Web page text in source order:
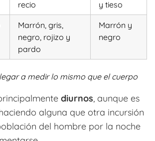
recio y tieso
Marrón, gris,
negro, rojizo y
pardo
Marrón y
negro
a medir lo mismo que el cuerpo
diurnos , aunque es
alguna que otra incursión
del hombre por la noche